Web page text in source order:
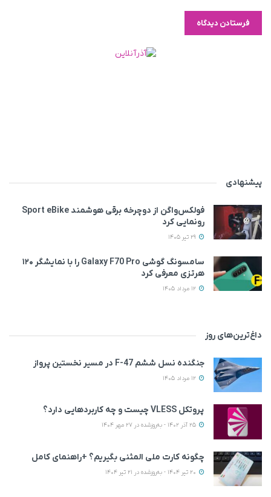
پیشنهادی
فولکس‌واگن از دوچرخه برقی هوشمند Sport eBike
رونمایی کرد
سامسونگ گوشی Galaxy F70 Pro را با نمایشگر ۱۲۰
هرتزی معرفی کرد
داغ‌ترین‌های روز
جنگنده نسل ششم F-47 در مسیر نخستین پرواز
پروتکل VLESS چیست و چه کاربردهایی دارد؟
چگونه کارت ملی المثنی بگیریم؟ +راهنمای کامل